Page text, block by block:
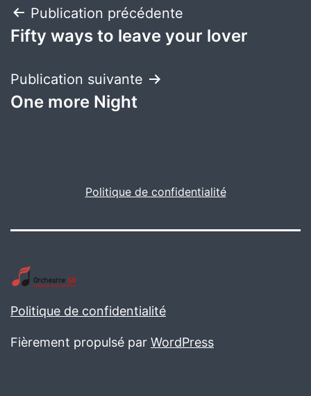
Navigation
de
l’article
Publication précédente
Fifty ways to leave your lover
Publication suivante
One more Night
Politique de confidentialité
Politique de confidentialité
Fièrement propulsé par WordPress